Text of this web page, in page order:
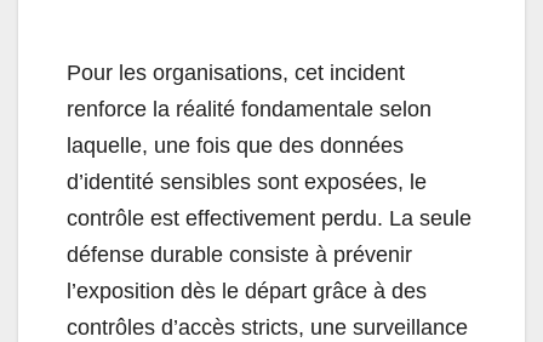
Pour les organisations, cet incident
renforce la réalité fondamentale selon
laquelle, une fois que des données
d’identité sensibles sont exposées, le
contrôle est effectivement perdu. La seule
défense durable consiste à prévenir
l’exposition dès le départ grâce à des
contrôles d’accès stricts, une surveillance